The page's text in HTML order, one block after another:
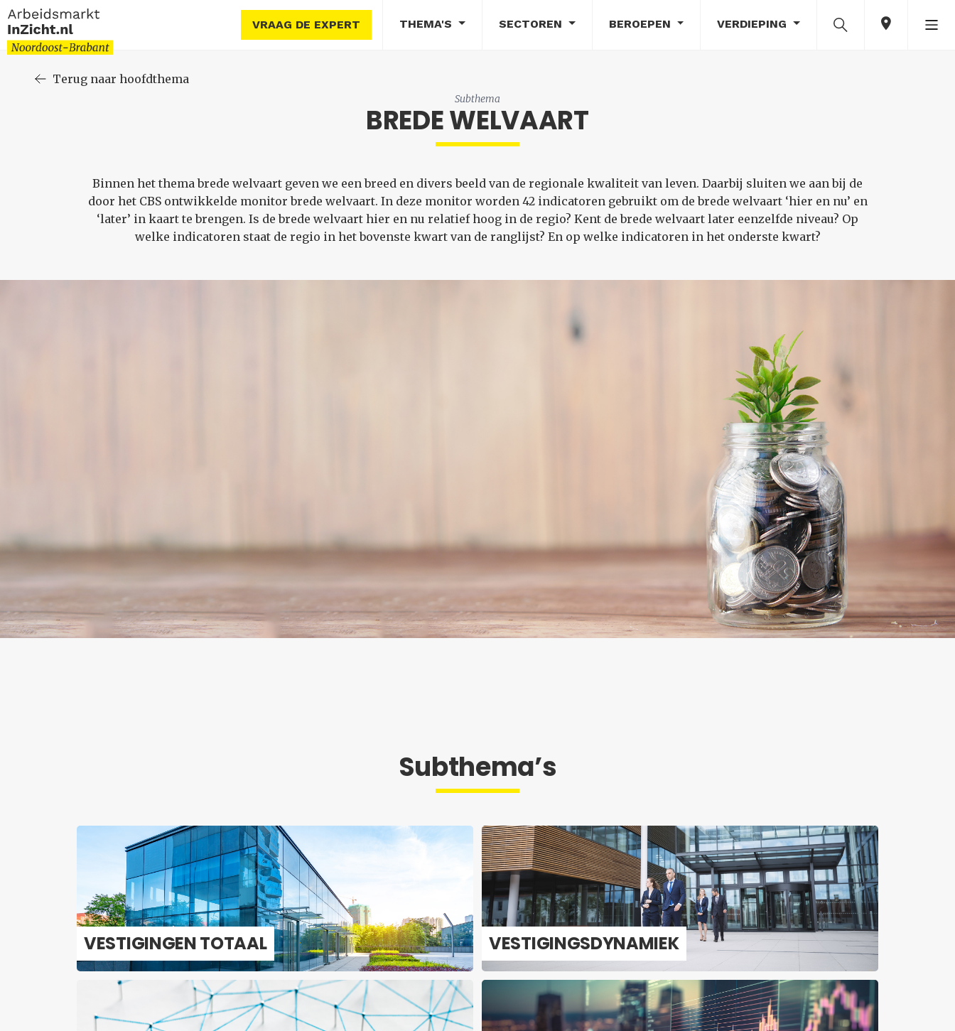
VRAAG DE EXPERT THEMA'S SECTOREN BEROEPEN VERDIEPING
Terug naar hoofdthema
Subthema
BREDE WELVAART
Binnen het thema brede welvaart geven we een breed en divers beeld van de regionale kwaliteit van leven. Daarbij sluiten we aan bij de
door het CBS ontwikkelde monitor brede welvaart. In deze monitor worden 42 indicatoren gebruikt om de brede welvaart ‘hier en nu’ en
‘later’ in kaart te brengen. Is de brede welvaart hier en nu relatief hoog in de regio? Kent de brede welvaart later eenzelfde niveau? Op
welke indicatoren staat de regio in het bovenste kwart van de ranglijst? En op welke indicatoren in het onderste kwart?
Subthema’s
VES­TI­GIN­GEN TO­TAAL VES­TI­GINGS­DY­NA­MIEK